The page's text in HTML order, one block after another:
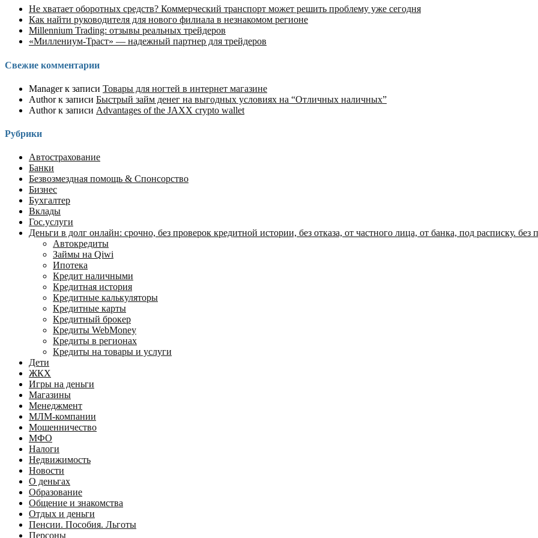
Не хватает оборотных средств? Коммерческий транспорт может решить проблему уже сегодня
Как найти руководителя для нового филиала в незнакомом регионе
Millennium Trading: отзывы реальных трейдеров
«Миллениум-Траст» — надежный партнер для трейдеров
Свежие комментарии
Managerк записи Товары для ногтей в интернет магазине
Authorк записи Быстрый займ денег на выгодных условиях на “Отличных наличных”
Authorк записи Advantages of the JAXX crypto wallet
Рубрики
Автострахование
Банки
Безвозмездная помощь & Спонсорство
Бизнес
Бухгалтер
Вклады
Гос.услуги
Деньги в долг онлайн: срочно, без проверок кредитной истории, без отказа, от частного лица, от банка, под расписку. без
Автокредиты
Займы на Qiwi
Ипотека
Кредит наличными
Кредитная история
Кредитные калькуляторы
Кредитные карты
Кредитный брокер
Кредиты WebMoney
Кредиты в регионах
Кредиты на товары и услуги
Дети
ЖКХ
Игры на деньги
Магазины
Менеджмент
МЛМ-компании
Мошенничество
МФО
Налоги
Недвижимость
Новости
О деньгах
Образование
Общение и знакомства
Отдых и деньги
Пенсии. Пособия. Льготы
Персоны